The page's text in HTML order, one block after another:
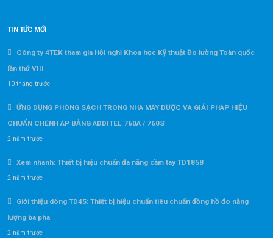
TIN TỨC MỚI
Công ty 4TEK tham gia Hội nghị Khoa học Kỹ thuật Đo lường Toàn quốc
lần thứ VIII
10 tháng trước
ỨNG DỤNG PHÒNG SẠCH TRONG NHÀ MÁY DƯỢC VÀ GIẢI PHÁP HIỆU
CHUẨN CHÊNH ÁP BẰNG ADDITEL 760A / 760S
2 năm trước
Xem nhanh: Thiết bị hiệu chuẩn đa năng cầm tay TD1858
2 năm trước
Giới thiệu dòng TD45: Thiết bị hiệu chuẩn tiêu chuẩn đồng hồ đo năng
lượng ba pha
2 năm trước